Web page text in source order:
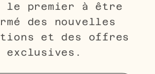
le premier à être
des nouvelles
et des offres
exclusives.